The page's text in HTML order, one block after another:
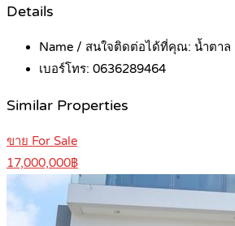
Details
Name / สนใจติดต่อได้ที่คุณ: น้ำตาล
เบอร์โทร: 0636289464
Similar Properties
ขาย For Sale
17,000,000฿